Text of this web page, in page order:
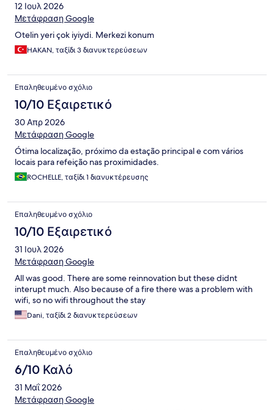
12 Ιουλ 2026
Μετάφραση Google
Otelin yeri çok iyiydi. Merkezi konum
HAKAN, ταξίδι 3 διανυκτερεύσεων
Επαληθευμένο σχόλιο
10/10 Εξαιρετικό
30 Απρ 2026
Μετάφραση Google
Ótima localização, próximo da estação principal e com vários
locais para refeição nas proximidades.
ROCHELLE, ταξίδι 1 διανυκτέρευσης
Επαληθευμένο σχόλιο
10/10 Εξαιρετικό
31 Ιουλ 2026
Μετάφραση Google
All was good. There are some reinnovation but these didnt
interupt much. Also because of a fire there was a problem with
wifi, so no wifi throughout the stay
Dani, ταξίδι 2 διανυκτερεύσεων
Επαληθευμένο σχόλιο
6/10 Καλό
31 Μαΐ 2026
Μετάφραση Google